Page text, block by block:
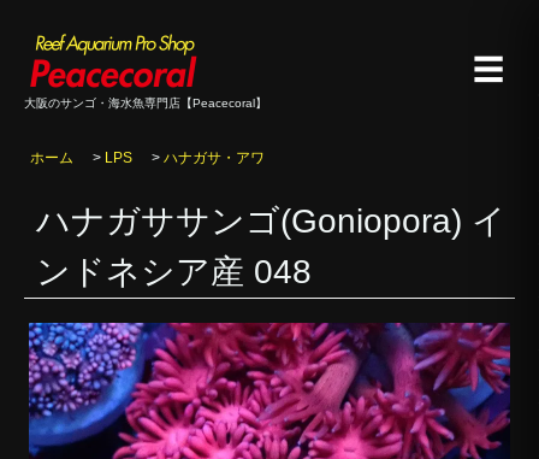
大阪のサンゴ・海水魚専門店【Peacecoral】
☰
ホーム > LPS > ハナガサ・アワ
ハナガササンゴ(Goniopora) イ
ンドネシア産 048